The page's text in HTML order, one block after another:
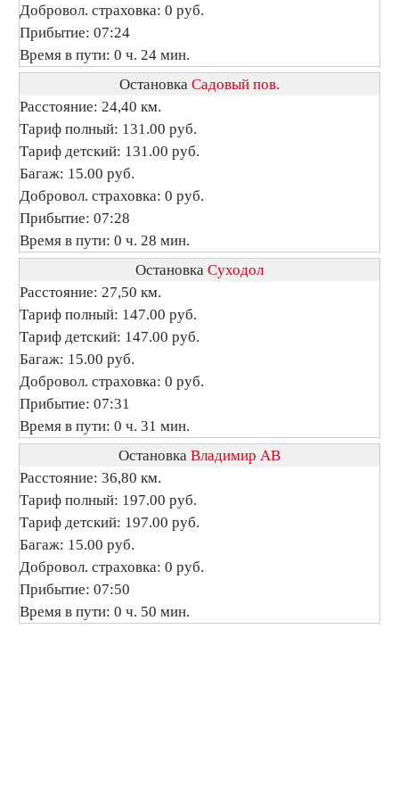
Добровол. страховка: 0 руб.
Прибытие: 07:24
Время в пути: 0 ч. 24 мин.
Остановка Садовый пов.
Расстояние: 24,40 км.
Тариф полный: 131.00 руб.
Тариф детский: 131.00 руб.
Багаж: 15.00 руб.
Добровол. страховка: 0 руб.
Прибытие: 07:28
Время в пути: 0 ч. 28 мин.
Остановка Суходол
Расстояние: 27,50 км.
Тариф полный: 147.00 руб.
Тариф детский: 147.00 руб.
Багаж: 15.00 руб.
Добровол. страховка: 0 руб.
Прибытие: 07:31
Время в пути: 0 ч. 31 мин.
Остановка Владимир АВ
Расстояние: 36,80 км.
Тариф полный: 197.00 руб.
Тариф детский: 197.00 руб.
Багаж: 15.00 руб.
Добровол. страховка: 0 руб.
Прибытие: 07:50
Время в пути: 0 ч. 50 мин.